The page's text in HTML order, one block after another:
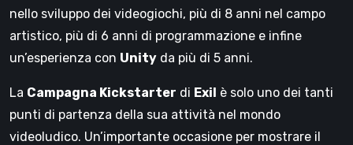
nello sviluppo dei videogiochi, più di 8 anni nel campo
artistico, più di 6 anni di programmazione e infine
un’esperienza con Unity da più di 5 anni.
La Campagna Kickstarter di Exil è solo uno dei tanti
punti di partenza della sua attività nel mondo
videoludico. Un’importante occasione per mostrare il